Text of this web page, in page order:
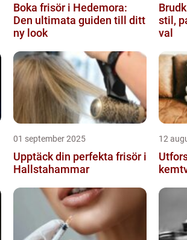
Boka frisör i Hedemora:
Den ultimata guiden till ditt
ny look
stil,
val
01 september 2025
Upptäck din perfekta frisör i
Hallstahammar
12